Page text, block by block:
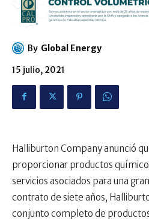
By Global Energy
15 julio, 2021
Halliburton Company anunció
proporcionar productos
servicios asociados para una
contrato de siete años,
conjunto completo de